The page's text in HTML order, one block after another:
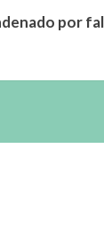
por